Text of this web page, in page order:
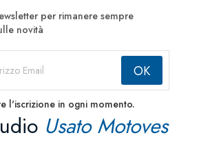
per rimanere sempre
novità
l'iscrizione in ogni momento.
Usato Motoves